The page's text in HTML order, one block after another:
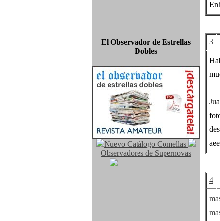
El Observador de Estrellas
Dobles
Nuevo Catálogo Comellas
Observadores de Supernovas
3
4